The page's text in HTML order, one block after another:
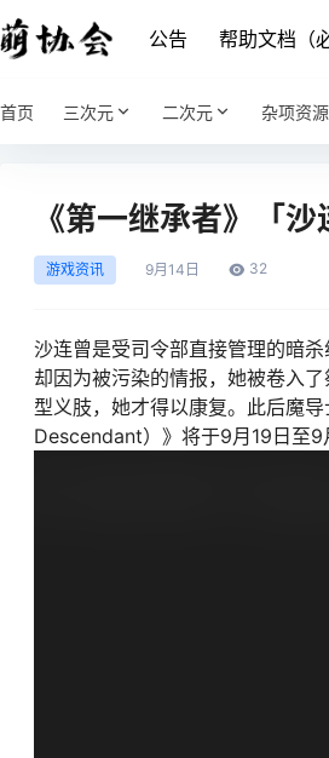
公告 帮助文档（
首页 三次元 二次元 杂项资源
《第一继承者》「
游戏资讯 9月 14日 32
沙连曾是受司令部直接管理的暗
却因为被污染的情报，她被卷入
型义肢，她才得以康复。此后魔
Descendant）》将于9月19日至9